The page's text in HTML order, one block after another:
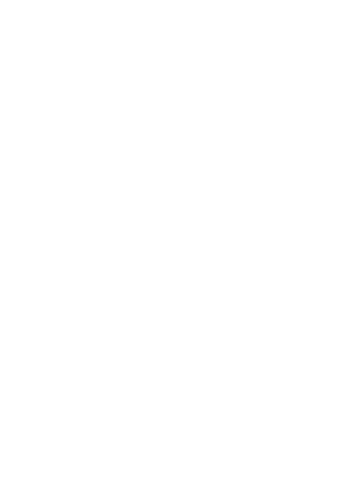
Vigo acoge un
las Fuerzas
tiempo como
‘estreno’ de la
El salto paracaidista se vio
visibilidad y el viento hizo que
de España en pleno himno